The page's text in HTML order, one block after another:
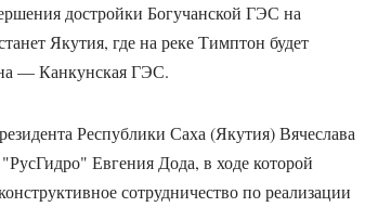
достройки Богучанской ГЭС на
Якутия, где на реке Тимптон будет
— Канкунская ГЭС.
Республики Саха (Якутия) Вячеслава
Евгения Дода, в ходе которой
сотрудничество по реализации